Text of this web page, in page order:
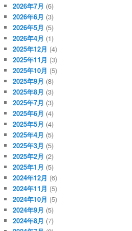
2026年7月 (6)
2026年6月 (3)
2026年5月 (5)
2026年4月 (1)
2025年12月 (4)
2025年11月 (3)
2025年10月 (5)
2025年9月 (8)
2025年8月 (3)
2025年7月 (3)
2025年6月 (4)
2025年5月 (4)
2025年4月 (5)
2025年3月 (5)
2025年2月 (2)
2025年1月 (5)
2024年12月 (6)
2024年11月 (5)
2024年10月 (5)
2024年9月 (5)
2024年8月 (7)